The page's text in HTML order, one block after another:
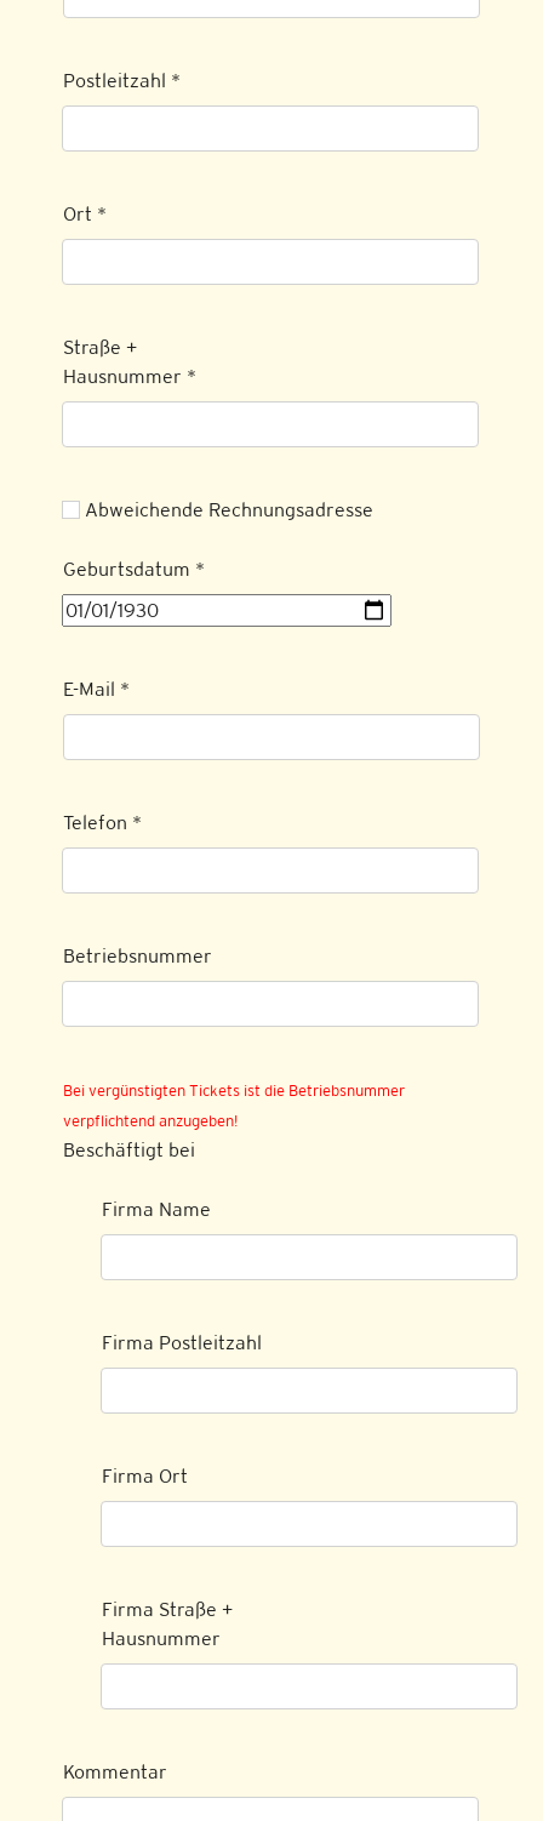
Postleitzahl *
Ort *
Straße +
Hausnummer *
Abweichende Rechnungsadresse
Geburtsdatum *
E-Mail *
Telefon *
Betriebsnummer
Bei vergünstigten Tickets ist die Betriebsnummer
verpflichtend anzugeben!
Beschäftigt bei
Firma Name
Firma Postleitzahl
Firma Ort
Firma Straße +
Hausnummer
Kommentar